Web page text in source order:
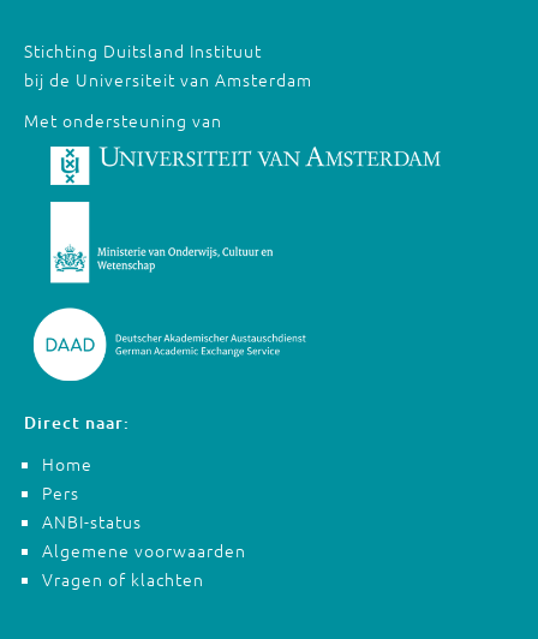
Stichting Duitsland Instituut
bij de Universiteit van Amsterdam
Met ondersteuning van
Direct naar:
Home
Pers
ANBI-status
Algemene voorwaarden
Vragen of klachten